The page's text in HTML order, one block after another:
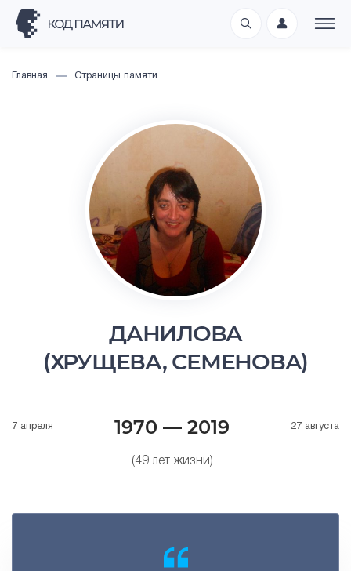
Главная Страницы памяти
ДАНИЛОВА
(ХРУЩЕВА, СЕМЕНОВА)
7 апреля 1970 — 2019
(49 лет жизни)
27 августа